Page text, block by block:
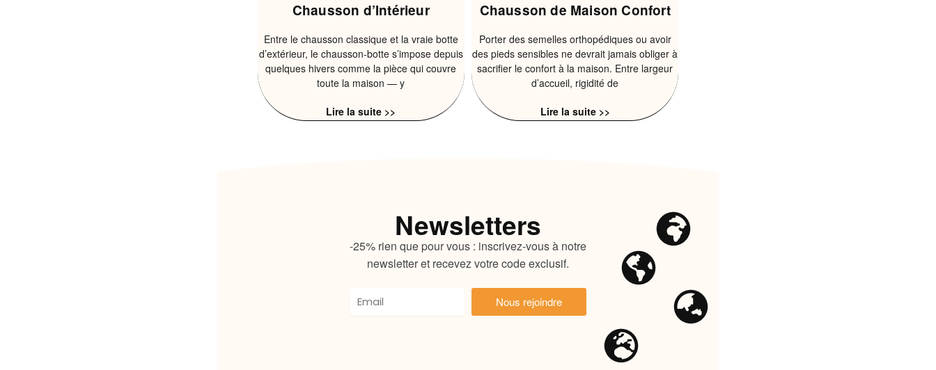
Chausson d’Intérieur
Entre le chausson classique et la vraie botte
d’extérieur, le chausson-botte s’impose depuis
quelques hivers comme la pièce qui couvre
toute la maison — y
Lire la suite >>
Chausson de Maison Confort
Porter des semelles orthopédiques ou avoir
des pieds sensibles ne devrait jamais obliger à
sacrifier le confort à la maison. Entre largeur
d’accueil, rigidité de
Lire la suite >>
Newsletters
-25% rien que pour vous : inscrivez-vous à notre
newsletter et recevez votre code exclusif.
Nous rejoindre